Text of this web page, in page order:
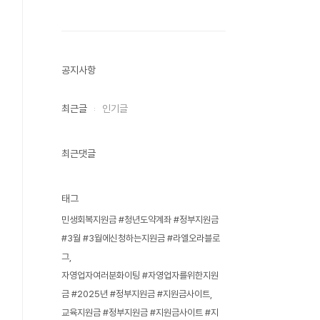
공지사항
최근글 인기글
최근댓글
태그
민생회복지원금 #청년도약계좌 #정부지원금
#3월 #3월에신청하는지원금 #라엘오라블로
그
자영업자여러분화이팅 #자영업자를위한지원
금 #2025년 #정부지원금 #지원금사이트
교육지원금 #정부지원금 #지원금사이트 #지